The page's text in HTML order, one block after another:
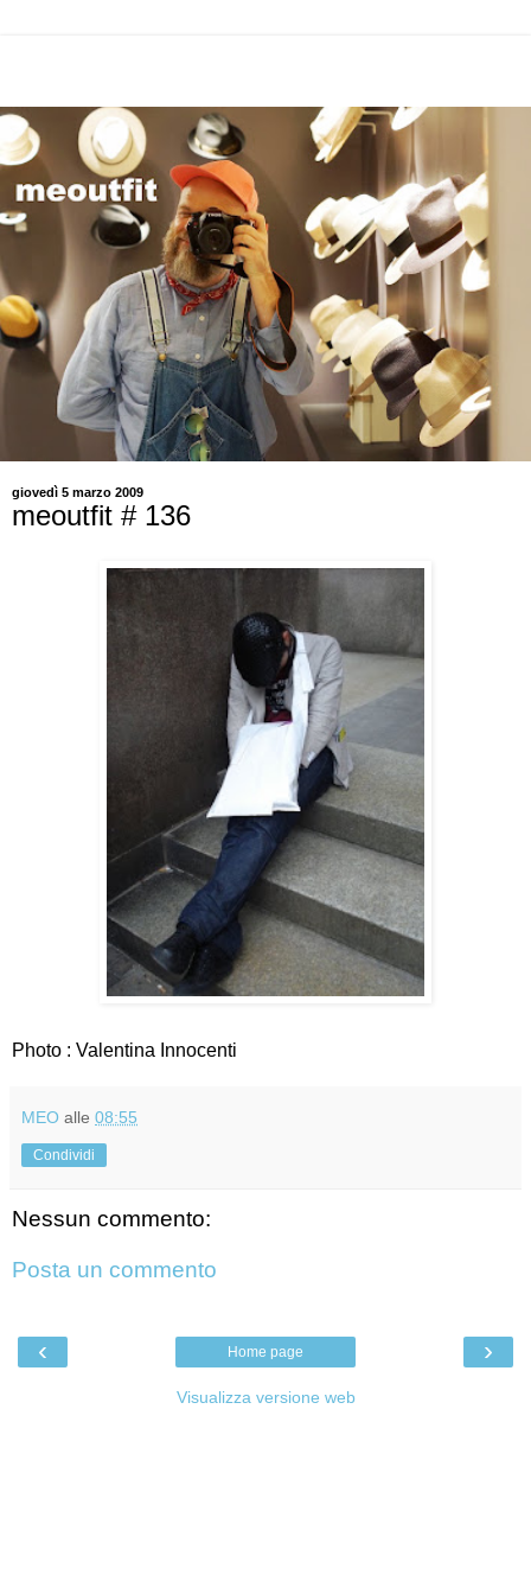
giovedì 5 marzo 2009
meoutfit # 136
Photo : Valentina Innocenti
MEO alle 08:55
Condividi
Nessun commento:
Posta un commento
‹ ›
Home page
Visualizza versione web